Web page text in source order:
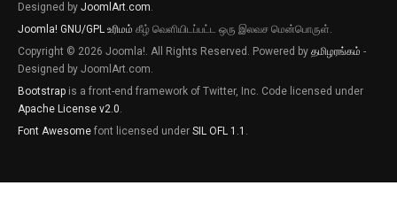
Designed by JoomlArt.com.
Joomla! GNU/GPL உரிமம் கீழ் வெளியிடப்பட்ட ஒரு இலவச மென்பொருள்.
Copyright © 2026 Joomla!. All Rights Reserved. Powered by தமிழரங்கம் -
Designed by JoomlArt.com.
Bootstrap is a front-end framework of Twitter, Inc. Code licensed under
Apache License v2.0.
Font Awesome font licensed under SIL OFL 1.1 .